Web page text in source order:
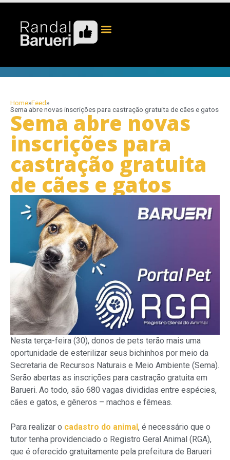
Home»Feed»
Sema abre novas inscrições para castração gratuita de cães e gatos
Sema abre novas
inscrições para
castração gratuita
de cães e gatos
Nesta terça-feira (30), donos de pets terão mais uma
oportunidade de esterilizar seus bichinhos por meio da
Secretaria de Recursos Naturais e Meio Ambiente (Sema).
Serão abertas as inscrições para castração gratuita em
Barueri. Ao todo, são 680 vagas divididas entre espécies,
cães e gatos, e gêneros – machos e fêmeas.
Para realizar o cadastro do animal, é necessário que o
tutor tenha providenciado o Registro Geral Animal (RGA),
que é oferecido gratuitamente pela prefeitura de Barueri